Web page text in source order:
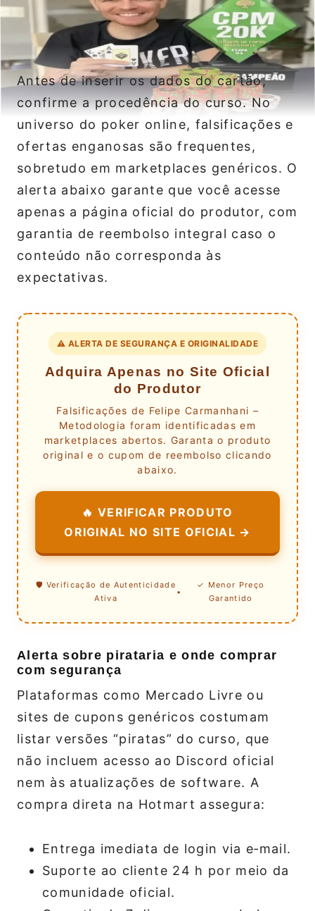
Antes de inserir os dados do cartão,
confirme a procedência do curso. No
universo do poker online, falsificações e
ofertas enganosas são frequentes,
sobretudo em marketplaces genéricos. O
alerta abaixo garante que você acesse
apenas a página oficial do produtor, com
garantia de reembolso integral caso o
conteúdo não corresponda às
expectativas.
⚠️ ALERTA DE SEGURANÇA E ORIGINALIDADE
Adquira Apenas no Site Oficial
do Produtor
Falsificações de Felipe Carmanhani –
Metodologia foram identificadas em
marketplaces abertos. Garanta o produto
original e o cupom de reembolso clicando
abaixo.
🔥 VERIFICAR PRODUTO
ORIGINAL NO SITE OFICIAL →
🛡️ Verificação de Autenticidade
Ativa
•
✓ Menor Preço
Garantido
Alerta sobre pirataria e onde comprar
com segurança
Plataformas como Mercado Livre ou
sites de cupons genéricos costumam
listar versões “piratas” do curso, que
não incluem acesso ao Discord oficial
nem às atualizações de software. A
compra direta na Hotmart assegura:
Entrega imediata de login via e‑mail.
Suporte ao cliente 24 h por meio da
comunidade oficial.